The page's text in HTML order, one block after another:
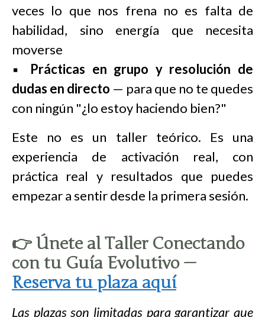
veces lo que nos frena no es falta de
habilidad, sino energía que necesita
moverse
▪️ Prácticas en grupo y resolución de
dudas en directo — para que no te quedes
con ningún "¿lo estoy haciendo bien?"
Este no es un taller teórico. Es una
experiencia de activación real, con
práctica real y resultados que puedes
empezar a sentir desde la primera sesión.
👉 Únete al Taller Conectando
con tu Guía Evolutivo —
Reserva tu plaza aquí
Las plazas son limitadas para garantizar que